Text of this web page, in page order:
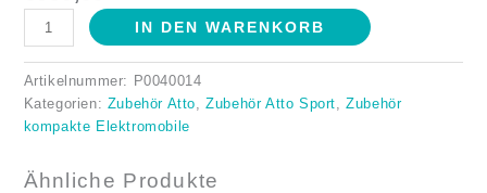
IN DEN WARENKORB
Artikelnummer:
P0040014
Kategorien: Zubehör Atto ,Zubehör Atto Sport ,Zubehör
kompakte Elektromobile
Ähnliche Produkte